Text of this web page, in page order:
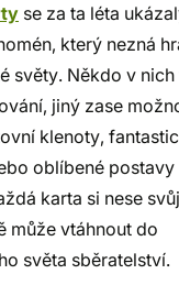
se za ta léta
který nezná
světy. Někdo v
jiný zase
klenoty,
oblíbené
karta si nese
může vtáhnout do
světa sběratelství.